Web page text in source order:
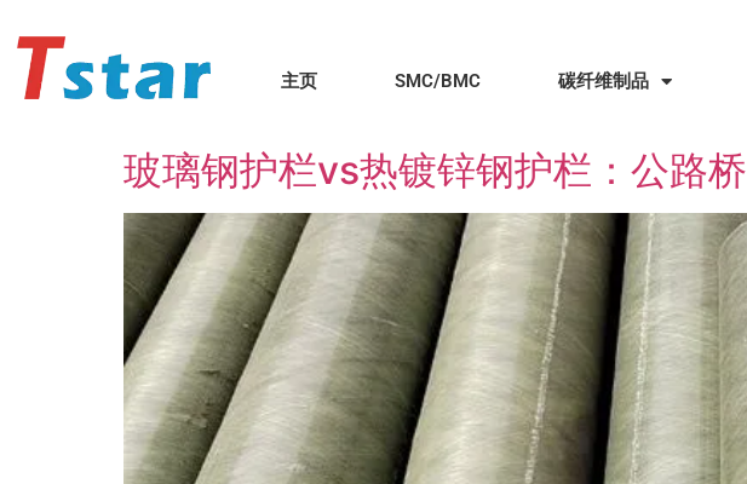
主页 SMC/BMC 碳纤维制品
玻璃钢护栏vs热镀锌钢护栏：公路